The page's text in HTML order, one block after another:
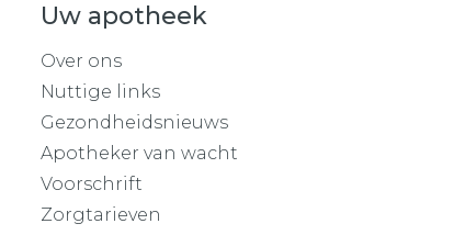
Uw apotheek
Over ons
Nuttige links
Gezondheidsnieuws
Apotheker van wacht
Voorschrift
Zorgtarieven